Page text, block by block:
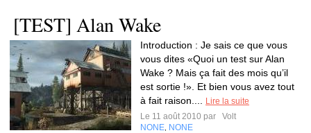
[TEST] Alan Wake
Introduction : Je sais ce que vous
vous dites «Quoi un test sur Alan
Wake ? Mais ça fait des mois qu’il
est sortie !». Et bien vous avez tout
à fait raison....
Lire la suite
Le 11 août 2010 par
Volt
NONE NONE